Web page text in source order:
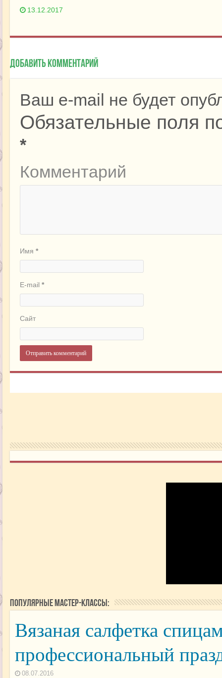
13.12.2017
Добавить комментарий
Ваш e-mail не будет
Обязательные поля
*
Комментарий
Имя *
E-mail *
Сайт
Популярные мастер-классы:
Вязаная салфетка
профессиональный
08.07.2016